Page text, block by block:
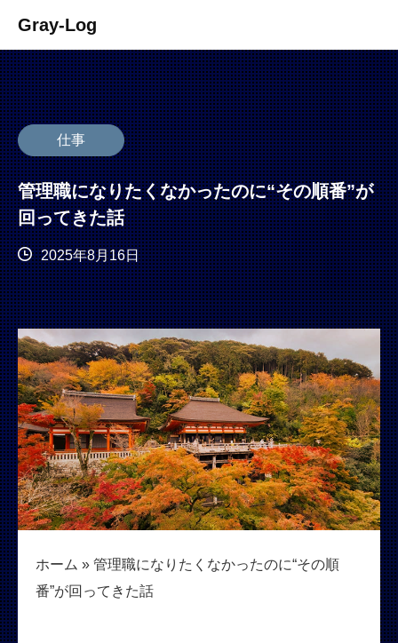
Gray-Log
仕事
管理職になりたくなかったのに“その順番”が
回ってきた話
2025年8月16日
ホーム » 管理職になりたくなかったのに“その順
番”が回ってきた話